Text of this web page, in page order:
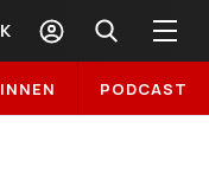
PODCAST